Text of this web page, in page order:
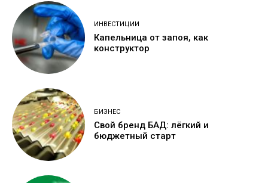
ИНВЕСТИЦИИ
Капельница от запоя, как
конструктор
БИЗНЕС
Свой бренд БАД: лёгкий и
бюджетный старт